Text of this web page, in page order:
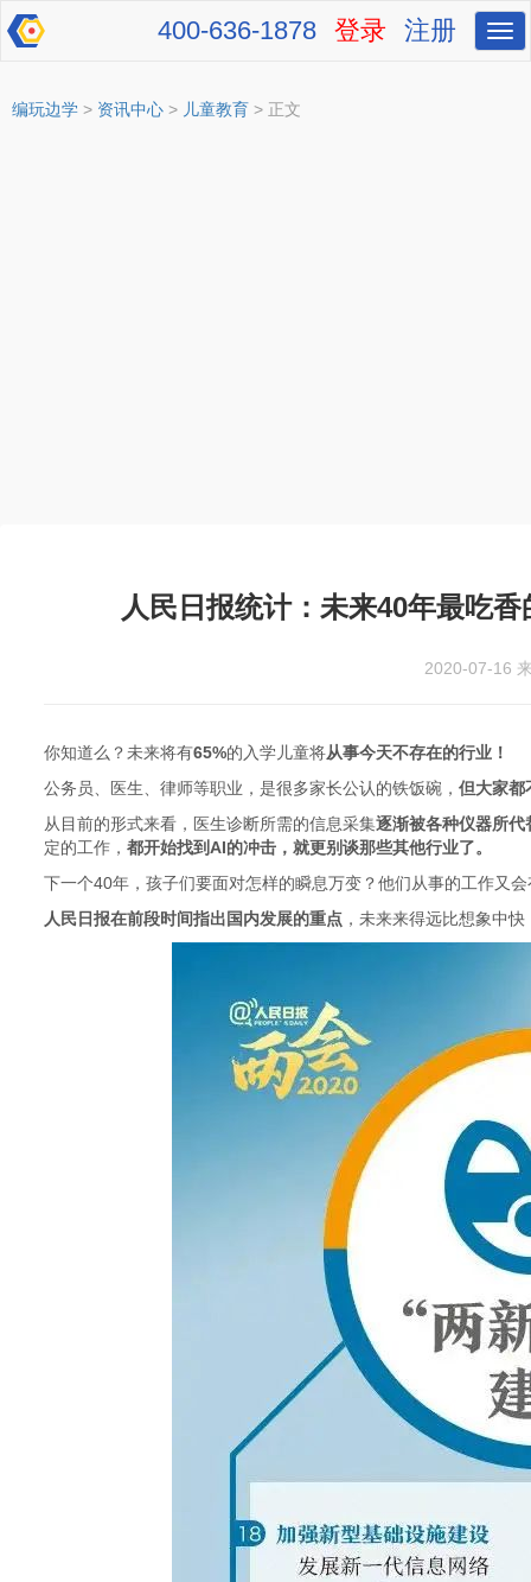
切
换
注册
登录
400-636-1878
编玩边学 > 资讯中心 > 儿童教育 > 正文
人民日报统计：未来40年最吃
2020-07-16
你知道么？未来将有65%的入学儿童将从事今天不存在的行业！
公务员、医生、律师等职业，是很多家长公认的铁饭碗， 但大家都
从目前的形式来看，医生诊断所需的信息采集逐渐被各种仪器所代
定的工作， 都开始找到AI的冲击，就更别谈那些其他行业了。
下一个40年，孩子们要面对怎样的瞬息万变？他们从事的工作又
人民日报在前段时间指出国内发展的重点 ，未来来得远比想象中